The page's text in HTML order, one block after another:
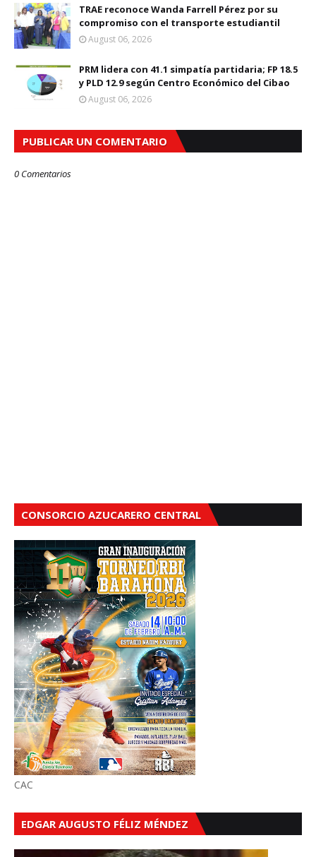
TRAE reconoce Wanda Farrell Pérez por su
compromiso con el transporte estudiantil
August 06, 2026
PRM lidera con 41.1 simpatía partidaria; FP 18.5
y PLD 12.9 según Centro Económico del Cibao
August 06, 2026
PUBLICAR UN COMENTARIO
0 Comentarios
CONSORCIO AZUCARERO CENTRAL
CAC
EDGAR AUGUSTO FÉLIZ MÉNDEZ